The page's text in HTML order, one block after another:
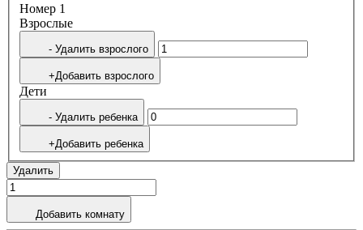
Номер 1
Bзрослые
- Удалить взрослого
+Добавить взрослого
Дети
- Удалить ребенка
+Добавить ребенка
Удалить
Добавить комнату